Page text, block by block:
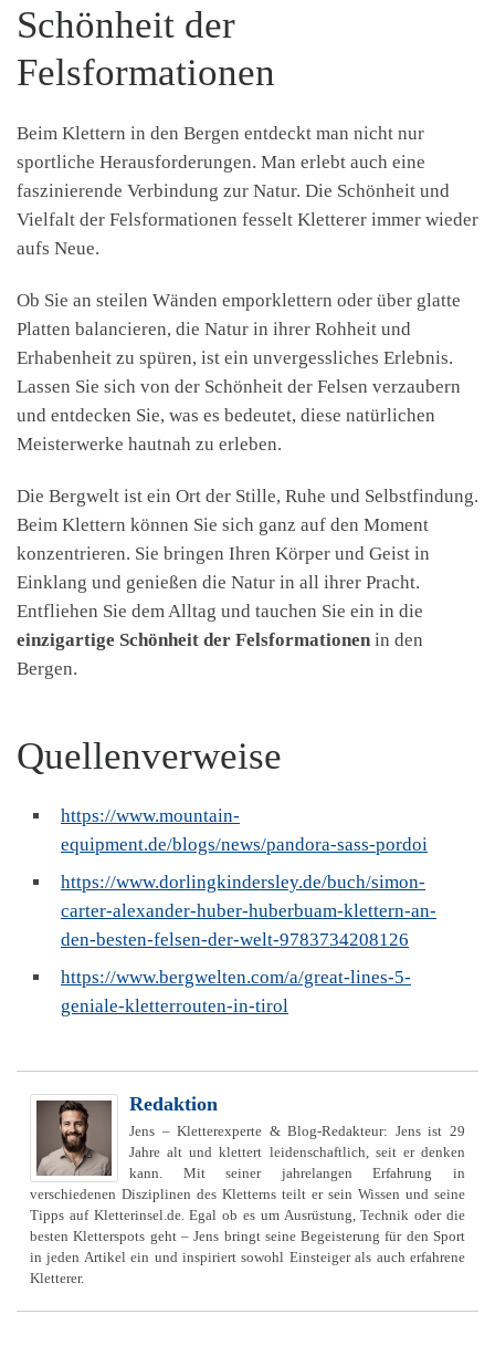
Schönheit der
Felsformationen
Beim Klettern in den Bergen entdeckt man nicht nur
sportliche Herausforderungen. Man erlebt auch eine
faszinierende Verbindung zur Natur. Die Schönheit und
Vielfalt der Felsformationen fesselt Kletterer immer wieder
aufs Neue.
Ob Sie an steilen Wänden emporklettern oder über glatte
Platten balancieren, die Natur in ihrer Rohheit und
Erhabenheit zu spüren, ist ein unvergessliches Erlebnis.
Lassen Sie sich von der Schönheit der Felsen verzaubern
und entdecken Sie, was es bedeutet, diese natürlichen
Meisterwerke hautnah zu erleben.
Die Bergwelt ist ein Ort der Stille, Ruhe und Selbstfindung.
Beim Klettern können Sie sich ganz auf den Moment
konzentrieren. Sie bringen Ihren Körper und Geist in
Einklang und genießen die Natur in all ihrer Pracht.
Entfliehen Sie dem Alltag und tauchen Sie ein in die
einzigartige Schönheit der Felsformationen in den
Bergen.
Quellenverweise
https://www.mountain-
equipment.de/blogs/news/pandora-sass-pordoi
https://www.dorlingkindersley.de/buch/simon-
carter-alexander-huber-huberbuam-klettern-an-
den-besten-felsen-der-welt-9783734208126
https://www.bergwelten.com/a/great-lines-5-
geniale-kletterrouten-in-tirol
Redaktion
Jens – Kletterexperte & Blog-Redakteur: Jens ist 29
Jahre alt und klettert leidenschaftlich, seit er denken
kann. Mit seiner jahrelangen Erfahrung in
verschiedenen Disziplinen des Kletterns teilt er sein Wissen und seine
Tipps auf Kletterinsel.de. Egal ob es um Ausrüstung, Technik oder die
besten Kletterspots geht – Jens bringt seine Begeisterung für den Sport
in jeden Artikel ein und inspiriert sowohl Einsteiger als auch erfahrene
Kletterer.